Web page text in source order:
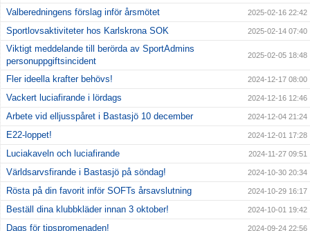
Valberedningens förslag inför årsmötet 2025-02-16 22:42
Sportlovsaktiviteter hos Karlskrona SOK 2025-02-14 07:40
Viktigt meddelande till berörda av SportAdmins
personuppgiftsincident
2025-02-05 18:48
Fler ideella krafter behövs! 2024-12-17 08:00
Vackert luciafirande i lördags 2024-12-16 12:46
Arbete vid elljusspåret i Bastasjö 10 december 2024-12-04 21:24
E22-loppet! 2024-12-01 17:28
Luciakaveln och luciafirande 2024-11-27 09:51
Världsarvsfirande i Bastasjö på söndag! 2024-10-30 20:34
Rösta på din favorit inför SOFTs årsavslutning 2024-10-29 16:17
Beställ dina klubbkläder innan 3 oktober! 2024-10-01 19:42
Dags för tipspromenaden! 2024-09-24 22:56